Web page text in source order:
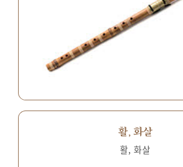
활, 화살
활, 화살